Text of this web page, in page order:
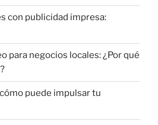
con publicidad impresa:
para negocios locales: ¿Por qué
puede impulsar tu